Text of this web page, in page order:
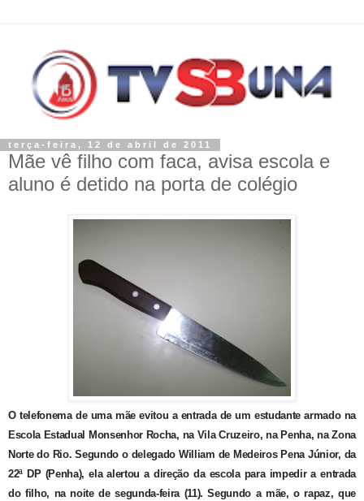
terça-feira, 12 de abril de 2011
Mãe vê filho com faca, avisa escola e
aluno é detido na porta de colégio
O telefonema de uma mãe evitou a entrada de um estudante armado na
Escola Estadual Monsenhor Rocha, na Vila Cruzeiro, na Penha, na Zona
Norte do Rio. Segundo o delegado William de Medeiros Pena Júnior, da
22ª DP (Penha), ela alertou a direção da escola para impedir a entrada
do filho, na noite de segunda-feira (11). Segundo a mãe, o rapaz, que